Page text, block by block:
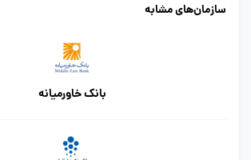
سازمان‌های مشابه
بانک خاورمیانه